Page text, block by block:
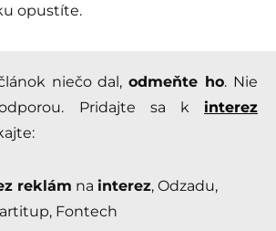
opustíte.
niečo dal,odmeňte ho. Nie
Pridajte sa k interez
reklám na interez, Odzadu,
Fontech